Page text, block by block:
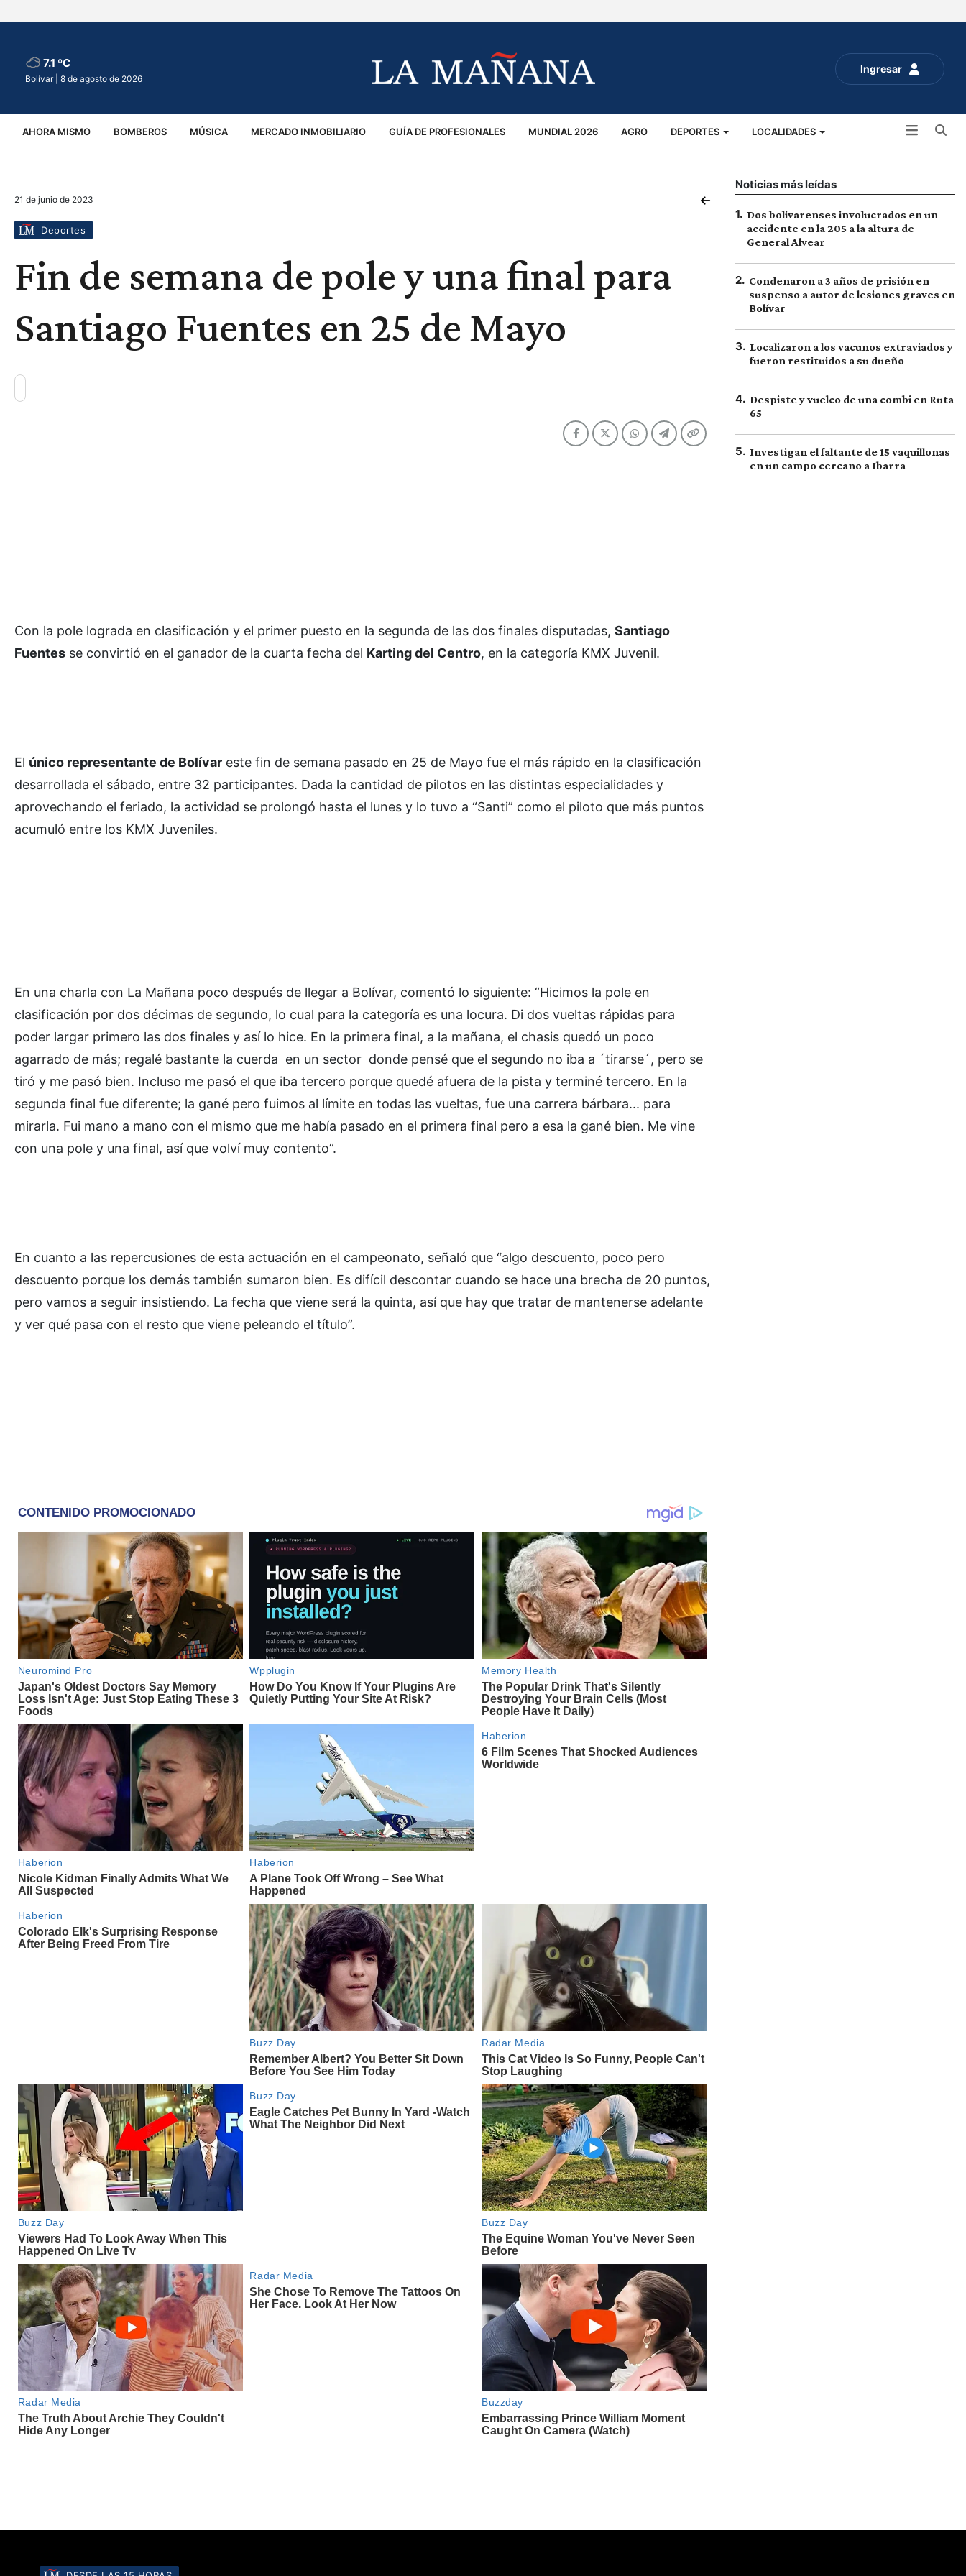
Ingresar
7.1 ºC
Bolívar | 8 de agosto de 2026
AHORA MISMO BOMBEROS MÚSICA MERCADO INMOBILIARIO GUÍA DE PROFESIONALES MUNDIAL 2026 AGRO DEPORTES LOCALIDADES
VIRALES ACCIDENTES
21 de junio de 2023
Deportes
Fin de semana de pole y una final para
Santiago Fuentes en 25 de Mayo
Con la pole lograda en clasificación y el primer puesto en la segunda de las dos finales disputadas, Santiago
Fuentes se convirtió en el ganador de la cuarta fecha del Karting del Centro, en la categoría KMX Juvenil.
El único representante de Bolívar este fin de semana pasado en 25 de Mayo fue el más rápido en la clasificación
desarrollada el sábado, entre 32 participantes. Dada la cantidad de pilotos en las distintas especialidades y
aprovechando el feriado, la actividad se prolongó hasta el lunes y lo tuvo a “Santi” como el piloto que más puntos
acumuló entre los KMX Juveniles.
En una charla con La Mañana poco después de llegar a Bolívar, comentó lo siguiente: “Hicimos la pole en
clasificación por dos décimas de segundo, lo cual para la categoría es una locura. Di dos vueltas rápidas para
poder largar primero las dos finales y así lo hice. En la primera final, a la mañana, el chasis quedó un poco
agarrado de más; regalé bastante la cuerda en un sector donde pensé que el segundo no iba a ´tirarse´, pero se
tiró y me pasó bien. Incluso me pasó el que iba tercero porque quedé afuera de la pista y terminé tercero. En la
segunda final fue diferente; la gané pero fuimos al límite en todas las vueltas, fue una carrera bárbara... para
mirarla. Fui mano a mano con el mismo que me había pasado en el primera final pero a esa la gané bien. Me vine
con una pole y una final, así que volví muy contento”.
En cuanto a las repercusiones de esta actuación en el campeonato, señaló que “algo descuento, poco pero
descuento porque los demás también sumaron bien. Es difícil descontar cuando se hace una brecha de 20 puntos,
pero vamos a seguir insistiendo. La fecha que viene será la quinta, así que hay que tratar de mantenerse adelante
y ver qué pasa con el resto que viene peleando el título”.
Noticias más leídas
1. Dos bolivarenses involucrados en un
accidente en la 205 a la altura de
General Alvear
2. Condenaron a 3 años de prisión en
suspenso a autor de lesiones graves en
Bolívar
3. Localizaron a los vacunos extraviados y
fueron restituidos a su dueño
4. Despiste y vuelco de una combi en Ruta
65
5. Investigan el faltante de 15 vaquillonas
en un campo cercano a Ibarra